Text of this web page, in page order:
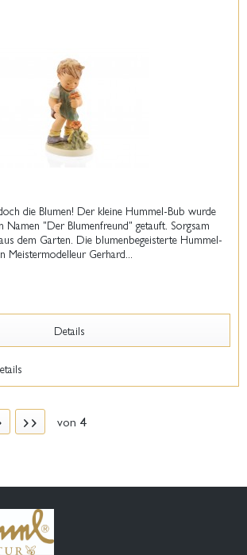
die Blumen! Der kleine Hummel-Bub wurde
Namen "Der Blumenfreund" getauft. Sorgsam
dem Garten. Die blumenbegeisterte Hummel-
Gerhard...
Details
von 4